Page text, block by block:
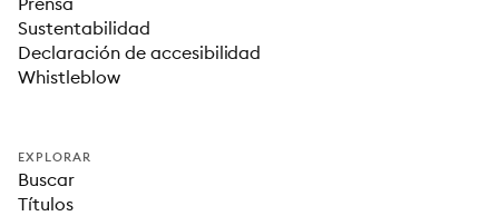
Sustentabilidad
Declaración de accesibilidad
Whistleblow
EXPLORAR
Buscar
Títulos